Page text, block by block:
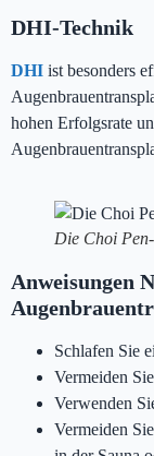
DHI-Technik
DHI ist besonders
hohen Erfolgsrate
Die Choi
Anweisungen
Schlafen Sie
Vermeiden
Verwenden
Vermeiden